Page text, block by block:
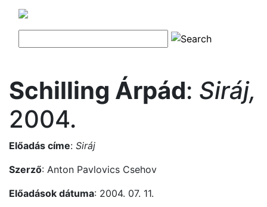
Schilling Árpád: Siráj,
2004.
Előadás címe: Siráj
Szerző: Anton Pavlovics Csehov
Előadások dátuma: 2004. 07. 11.